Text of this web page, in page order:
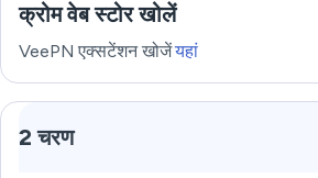
क्रोम वेब स्टोर खोलें
VeePN एक्सटेंशन खोजेंयहां
2 चरण